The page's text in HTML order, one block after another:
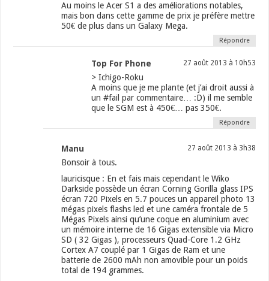
Au moins le Acer S1 a des améliorations notables,
mais bon dans cette gamme de prix je préfère mettre
50€ de plus dans un Galaxy Mega.
Répondre
Top For Phone 27 août 2013 à 10h53
> Ichigo-Roku
A moins que je me plante (et j’ai droit aussi à
un #fail par commentaire… :D) il me semble
que le SGM est à 450€… pas 350€.
Répondre
Manu 27 août 2013 à 3h38
Bonsoir à tous.
lauricisque : En et fais mais cependant le Wiko
Darkside possède un écran Corning Gorilla glass IPS
écran 720 Pixels en 5.7 pouces un appareil photo 13
mégas pixels flashs led et une caméra frontale de 5
Mégas Pixels ainsi qu’une coque en aluminium avec
un mémoire interne de 16 Gigas extensible via Micro
SD ( 32 Gigas ), processeurs Quad-Core 1.2 GHz
Cortex A7 couplé par 1 Gigas de Ram et une
batterie de 2600 mAh non amovible pour un poids
total de 194 grammes.